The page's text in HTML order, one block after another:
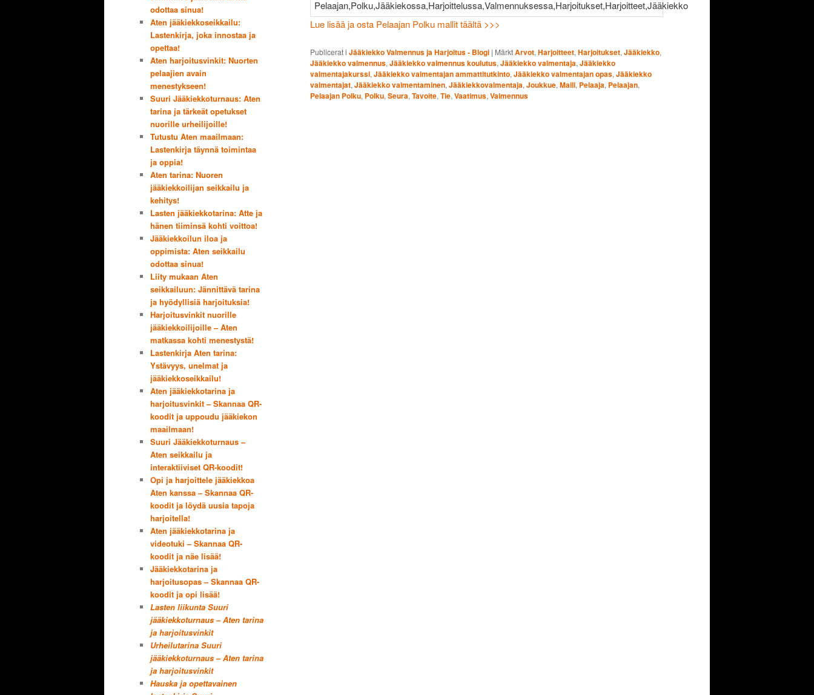
Lue lisää ja osta Pelaajan Polku mallit täältä >>>
Publicerat i Jääkiekko Valmennus ja Harjoitus - Blogi | MärktArvot, Harjoitteet, Harjoitukset, Jääkiekko,
Jääkiekko valmennus, Jääkiekko valmennus koulutus, Jääkiekko valmentaja, Jääkiekko
valmentajakurssi, Jääkiekko valmentajan ammattitutkinto, Jääkiekko valmentajan opas, Jääkiekko
valmentajat, Jääkiekko valmentaminen, Jääkiekkovalmentaja, Joukkue, Malli, Pelaaja, Pelaajan,
Pelaajan Polku, Polku, Seura, Tavoite, Tie, Vaatimus, Valmennus
odottaa sinua!
Aten jääkiekkoseikkailu:
Lastenkirja, joka innostaa ja
opettaa!
Aten harjoitusvinkit: Nuorten
pelaajien avain
menestykseen!
Suuri Jääkiekkoturnaus: Aten
tarina ja tärkeät opetukset
nuorille urheilijoille!
Tutustu Aten maailmaan:
Lastenkirja täynnä toimintaa
ja oppia!
Aten tarina: Nuoren
jääkiekkoilijan seikkailu ja
kehitys!
Lasten jääkiekkotarina: Atte ja
hänen tiiminsä kohti voittoa!
Jääkiekkoilun iloa ja
oppimista: Aten seikkailu
odottaa sinua!
Liity mukaan Aten
seikkailuun: Jännittävä tarina
ja hyödyllisiä harjoituksia!
Harjoitusvinkit nuorille
jääkiekkoilijoille – Aten
matkassa kohti menestystä!
Lastenkirja Aten tarina:
Ystävyys, unelmat ja
jääkiekkoseikkailu!
Aten jääkiekkotarina ja
harjoitusvinkit – Skannaa QR-
koodit ja uppoudu jääkiekon
maailmaan!
Suuri Jääkiekkoturnaus –
Aten seikkailu ja
interaktiiviset QR-koodit!
Opi ja harjoittele jääkiekkoa
Aten kanssa – Skannaa QR-
koodit ja löydä uusia tapoja
harjoitella!
Aten jääkiekkotarina ja
videotuki – Skannaa QR-
koodit ja näe lisää!
Jääkiekkotarina ja
harjoitusopas – Skannaa QR-
koodit ja opi lisää!
Lasten liikunta Suuri
jääkiekkoturnaus – Aten tarina
ja harjoitusvinkit
Urheilutarina Suuri
jääkiekkoturnaus – Aten tarina
ja harjoitusvinkit
Hauska ja opettavainen